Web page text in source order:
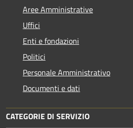
Aree Amministrative
Uffici
Enti e fondazioni
Politici
Personale Amministrativo
Documenti e dati
CATEGORIE DI SERVIZIO